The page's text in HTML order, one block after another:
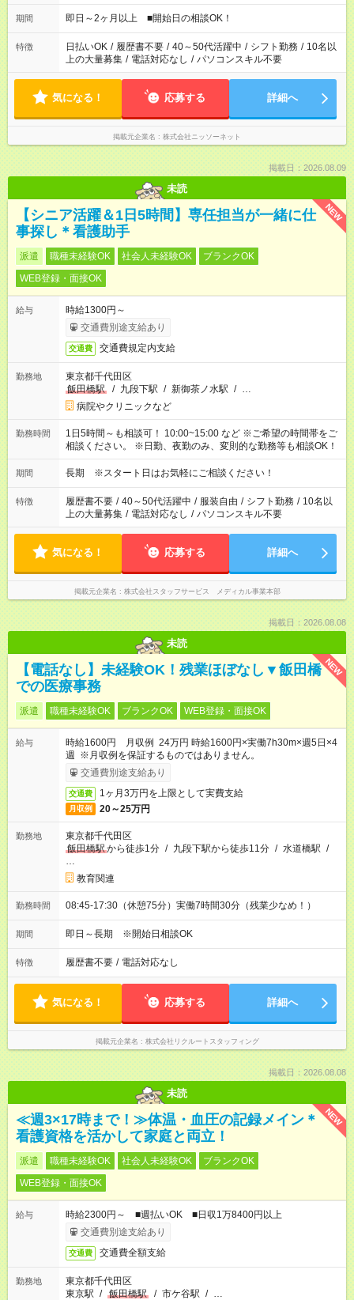
期間 即日～2ヶ月以上 ■開始日の相談OK！
特徴 日払いOK / 履歴書不要 / 40～50代活躍中 / シフト勤務 / 10名以
上の大量募集 / 電話対応なし / パソコンスキル不要
気になる！ 応募する 詳細へ
掲載元企業名 株式会社ニッソーネット
掲載日：2026.08.09
未読
NEW
【シニア活躍＆1日5時間】専任担当が一緒に仕
事探し＊看護助手
派遣 職種未経験OK 社会人未経験OK
ブランクOK
WEB登録・面接OK
給与
時給1300円～
交通費別途支給あり
交通費 交通費規定内支給
勤務地
東京都千代田区
飯田橋駅
/ 九段下駅 / 新御茶ノ水駅 / …
病院やクリニックなど
勤務時間
1日5時間～も相談可！ 10:00~15:00 など ※ご希望の時間帯をご
相談ください。 ※日勤、夜勤のみ、変則的な勤務等も相談OK！
期間 長期 ※スタート日はお気軽にご相談ください！
特徴 履歴書不要 / 40～50代活躍中 / 服装自由 / シフト勤務 / 10名以
上の大量募集 / 電話対応なし / パソコンスキル不要
気になる！ 応募する 詳細へ
掲載元企業名 株式会社スタッフサービス メディカル事業本部
掲載日：2026.08.08
未読
NEW
【電話なし】未経験OK！残業ほぼなし▼飯田橋
での医療事務
派遣 職種未経験OK ブランクOK WEB登録・面接OK
給与
時給1600円 月収例 24万円 時給1600円×実働7h30m×週5日×4
週 ※月収例を保証するものではありません。
交通費別途支給あり
交通費 1ヶ月3万円を上限として実費支給
月収例 20～25万円
勤務地
東京都千代田区
飯田橋駅から徒歩1分 / 九段下駅から徒歩11分 / 水道橋駅 /
…
教育関連
勤務時間 08:45-17:30（休憩75分）実働7時間30分（残業少なめ！）
期間 即日～長期 ※開始日相談OK
特徴 履歴書不要 / 電話対応なし
気になる！ 応募する 詳細へ
掲載元企業名 株式会社リクルートスタッフィング
掲載日：2026.08.08
未読
NEW
≪週3×17時まで！≫体温・血圧の記録メイン＊
看護資格を活かして家庭と両立！
派遣 職種未経験OK 社会人未経験OK
ブランクOK
WEB登録・面接OK
給与
時給2300円～ ■週払いOK ■日収1万8400円以上
交通費別途支給あり
交通費 交通費全額支給
勤務地
東京都千代田区
東京駅 / 飯田橋駅 / 市ケ谷駅 / …